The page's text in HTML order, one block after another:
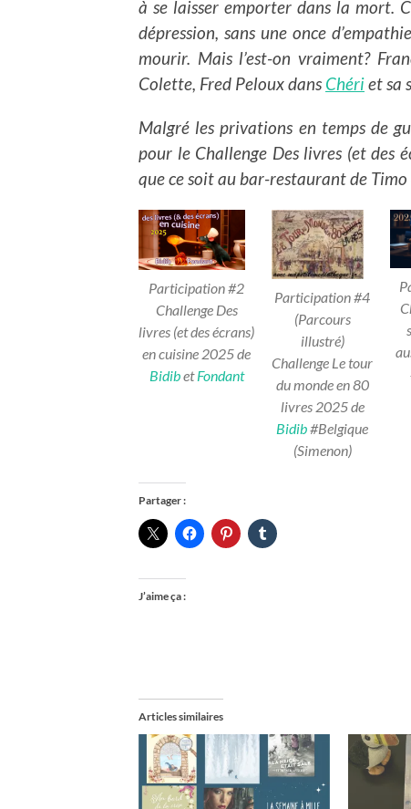
à se laisser emporter dans la mort.
dépression, sans une once
mourir. Mais l’est-on vraiment?
Colette, Fred Peloux dans Chériet sa
Malgré les privations en temps de
pour le Challenge Des livres (et des
que ce soit au bar-restaurant de Timo
Participation #2
Challenge Des
livres (et des écrans)
en cuisine 2025 de
BidibetFondant
Participation #4
(Parcours
illustré)
Challenge Le tour
du monde en 80
livres 2025 de
Bidib#Belgique
(Simenon)
Partager :
J’aime ça :
Articles similaires